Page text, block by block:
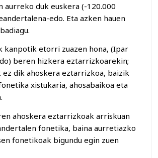
aurreko duk euskera (-120.000
edo. Eta azken hauen
kanpotik etorri zuazen hona, (Ipar
beren hizkera eztarrizkoarekin;
ez dik ahoskera eztarrizkoa, baizik
xistukaria, ahosabaikoa eta
ahoskera eztarrizkoak arriskuan
fonetika, baina aurretiazko
fonetikoak bigundu egin zuen